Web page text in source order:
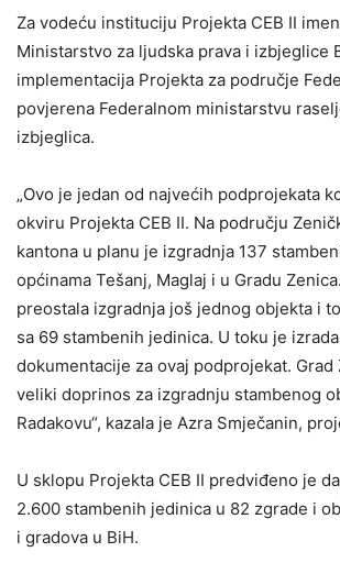
Za vodeću instituciju Projekta CEB II
Ministarstvo za ljudska prava i izbjeglice
implementacija Projekta za područje
povjerena Federalnom ministarstvu
izbjeglica.
„Ovo je jedan od najvećih podprojekata
okviru Projekta CEB II. Na području
kantona u planu je izgradnja 137
općinama Tešanj, Maglaj i u Gradu
preostala izgradnja još jednog objekta i
sa 69 stambenih jedinica. U toku je
dokumentacije za ovaj podprojekat. Grad
veliki doprinos za izgradnju stambenog
Radakovu“, kazala je Azra Smječanin,
U sklopu Projekta CEB II predviđeno je
2.600 stambenih jedinica u 82 zgrade i
i gradova u BiH.